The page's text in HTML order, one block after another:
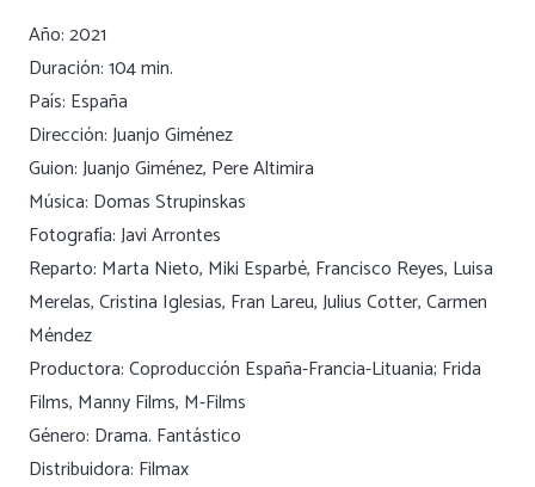
Año: 2021
Duración: 104 min.
País: España
Dirección: Juanjo Giménez
Guion: Juanjo Giménez, Pere Altimira
Música: Domas Strupinskas
Fotografía: Javi Arrontes
Reparto: Marta Nieto, Miki Esparbé, Francisco Reyes, Luisa
Merelas, Cristina Iglesias, Fran Lareu, Julius Cotter, Carmen
Méndez
Productora: Coproducción España-Francia-Lituania; Frida
Films, Manny Films, M-Films
Género: Drama. Fantástico
Distribuidora: Filmax